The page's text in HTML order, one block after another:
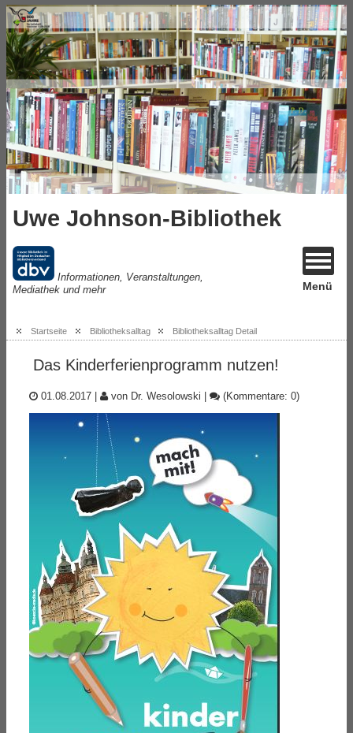
Uwe Johnson-Bibliothek
Informationen, Veranstaltungen,
Mediathek und mehr
Menü
Startseite Bibliotheksalltag Bibliotheksalltag Detail
Das Kinderferienprogramm nutzen!
01.08.2017 | von Dr. Wesolowski | (Kommentare: 0)